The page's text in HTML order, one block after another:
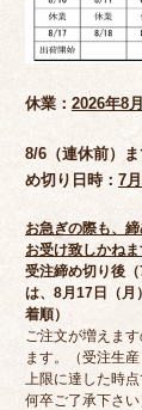
休業： 2026年8
8/6 （連休前）
め切り日時： 7
お急ぎの際も、
お受け致しかね
受注締め切り後
は、8月17日（月
着順）
ご注文が増えま
ます。（受注生
上限に達した時
何卒ご了承下さい